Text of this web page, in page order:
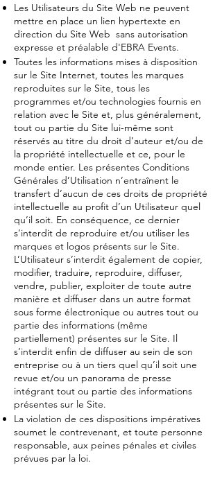
Les Utilisateurs du Site Web ne peuvent
mettre en place un lien hypertexte en
direction du Site Web sans autorisation
expresse et préalable d'EBRA Events.
Toutes les informations mises à disposition
sur le Site Internet, toutes les marques
reproduites sur le Site, tous les
programmes et/ou technologies fournis en
relation avec le Site et, plus généralement,
tout ou partie du Site lui-même sont
réservés au titre du droit d’auteur et/ou de
la propriété intellectuelle et ce, pour le
monde entier. Les présentes Conditions
Générales d’Utilisation n’entraînent le
transfert d’aucun de ces droits de propriété
intellectuelle au profit d’un Utilisateur quel
qu’il soit. En conséquence, ce dernier
s’interdit de reproduire et/ou utiliser les
marques et logos présents sur le Site.
L’Utilisateur s’interdit également de copier,
modifier, traduire, reproduire, diffuser,
vendre, publier, exploiter de toute autre
manière et diffuser dans un autre format
sous forme électronique ou autres tout ou
partie des informations (même
partiellement) présentes sur le Site. Il
s’interdit enfin de diffuser au sein de son
entreprise ou à un tiers quel qu’il soit une
revue et/ou un panorama de presse
intégrant tout ou partie des informations
présentes sur le Site.
La violation de ces dispositions impératives
soumet le contrevenant, et toute personne
responsable, aux peines pénales et civiles
prévues par la loi.